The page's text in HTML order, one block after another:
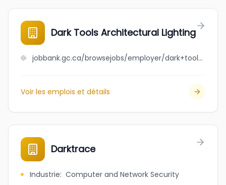
Dark Tools Architectural Lighting
jobbank.gc.ca/browsejobs/employer/dark+tools+architectural+lighting/ca
Voir les emplois et détails
Darktrace
Industrie: Computer and Network Security